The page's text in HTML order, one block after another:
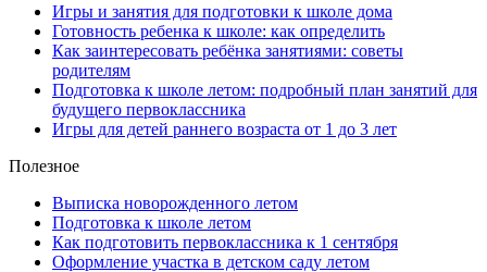
Игры и занятия для подготовки к школе дома
Готовность ребенка к школе: как определить
Как заинтересовать ребёнка занятиями: советы
родителям
Подготовка к школе летом: подробный план занятий для
будущего первоклассника
Игры для детей раннего возраста от 1 до 3 лет
Полезное
Выписка новорожденного летом
Подготовка к школе летом
Как подготовить первоклассника к 1 сентября
Оформление участка в детском саду летом